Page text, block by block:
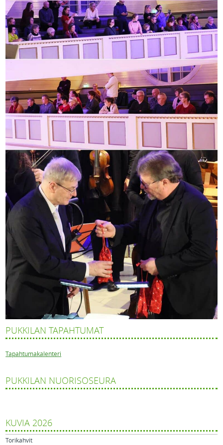
PUKKILAN TAPAHTUMAT
Tapahtumakalenteri
PUKKILAN NUORISOSEURA
KUVIA 2026
Torikahvit